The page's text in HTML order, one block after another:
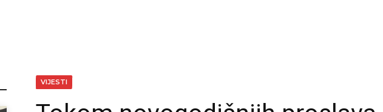
VIJESTI